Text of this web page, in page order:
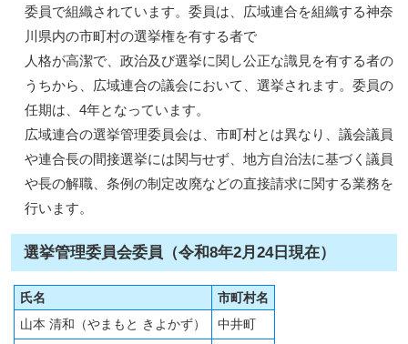
委員で組織されています。委員は、広域連合を組織する神奈
川県内の市町村の選挙権を有する者で
人格が高潔で、政治及び選挙に関し公正な識見を有する者の
うちから、広域連合の議会において、選挙されます。委員の
任期は、4年となっています。
広域連合の選挙管理委員会は、市町村とは異なり、議会議員
や連合長の間接選挙には関与せず、地方自治法に基づく議員
や長の解職、条例の制定改廃などの直接請求に関する業務を
行います。
選挙管理委員会委員（令和8年2月24日現在）
氏名
市町村名
山本 清和（やまもと きよかず）
中井町